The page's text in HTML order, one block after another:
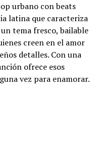
urbano con beats
latina que caracteriza
tema fresco, bailable
creen en el amor
detalles. Con una
ofrece esos
vez para enamorar.